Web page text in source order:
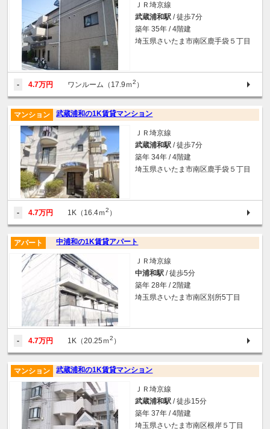
ＪＲ埼京線
武蔵浦和駅 / 徒歩7分
築年 35年 / 4階建
埼玉県さいたま市南区鹿手袋５丁目
- 4.7万円 ワンルーム（17.9ｍ2 ）
武蔵浦和の1K賃貸マンション
マンション
ＪＲ埼京線
武蔵浦和駅 / 徒歩7分
築年 34年 / 4階建
埼玉県さいたま市南区鹿手袋５丁目
- 4.7万円 1K（16.4ｍ2 ）
中浦和の1K賃貸アパート
アパート
ＪＲ埼京線
中浦和駅 / 徒歩5分
築年 28年 / 2階建
埼玉県さいたま市南区別所5丁目
- 4.7万円 1K（20.25ｍ2 ）
武蔵浦和の1K賃貸マンション
マンション
ＪＲ埼京線
武蔵浦和駅 / 徒歩15分
築年 37年 / 4階建
埼玉県さいたま市南区根岸５丁目